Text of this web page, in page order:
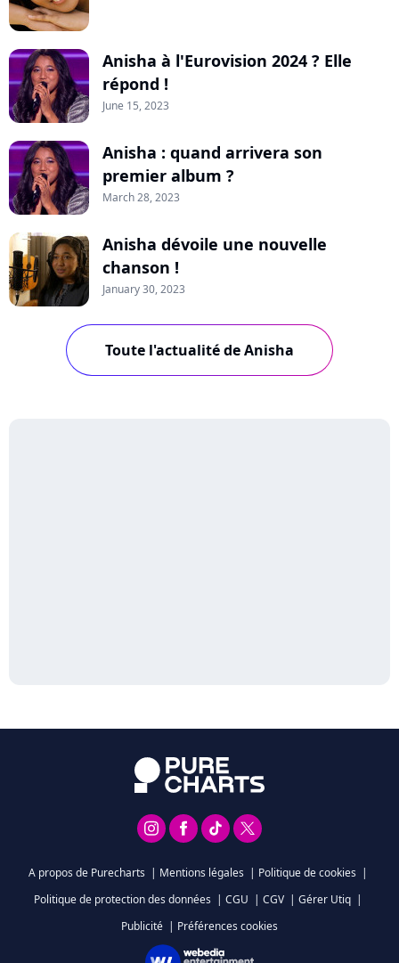
Anisha à l'Eurovision 2024 ? Elle
répond !
June 15, 2023
Anisha : quand arrivera son
premier album ?
March 28, 2023
Anisha dévoile une nouvelle
chanson !
January 30, 2023
Toute l'actualité de Anisha
A propos de Purecharts | Mentions légales | Politique de cookies |
Politique de protection des données | CGU | CGV | Gérer Utiq |
Publicité | Préférences cookies